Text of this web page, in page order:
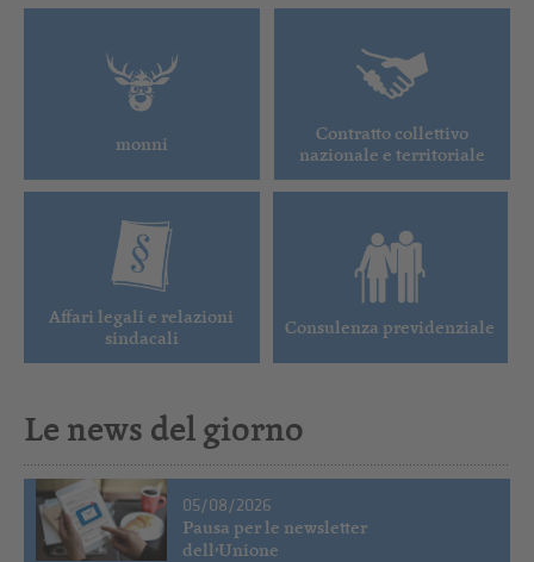
monni
Contratto collettivo
nazionale e territoriale
Affari legali e relazioni
sindacali
Consulenza previdenziale
Le news del giorno
05/08/2026
Pausa per le newsletter
dell’Unione